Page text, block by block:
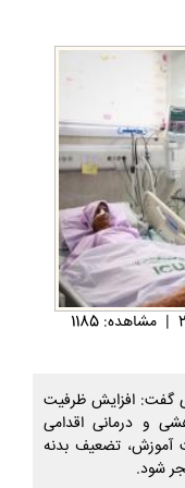
| مشاهده: 1185
گفت: افزایش ظرفیت
و درمانی اقدامی
آموزش، تضعیف بدنه
شود.